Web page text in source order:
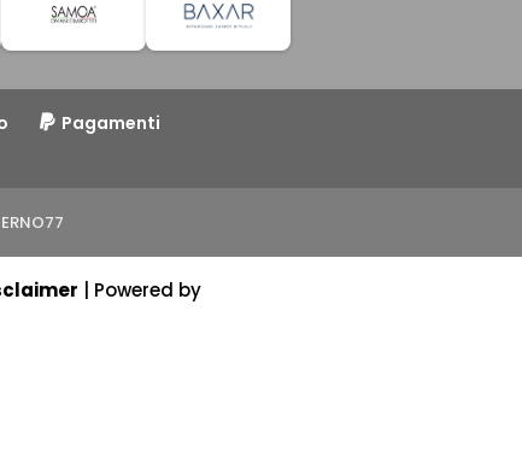
Pagamenti
| Powered by